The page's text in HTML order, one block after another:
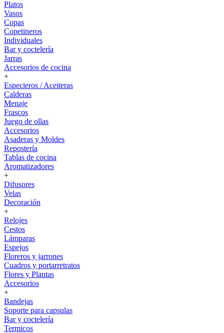
Platos
Vasos
Copas
Copetineros
Individuales
Bar y coctelería
Jarras
Accesorios de cocina
+
Especieros / Aceiteras
Calderas
Menaje
Frascos
Juego de ollas
Accesorios
Asaderas y Moldes
Repostería
Tablas de cocina
Aromatizadores
+
Difusores
Velas
Decoración
+
Relojes
Cestos
Lámparas
Espejos
Floreros y jarrones
Cuadros y portarretratos
Flores y Plantas
Accesorios
+
Bandejas
Soporte para capsulas
Bar y coctelería
Termicos